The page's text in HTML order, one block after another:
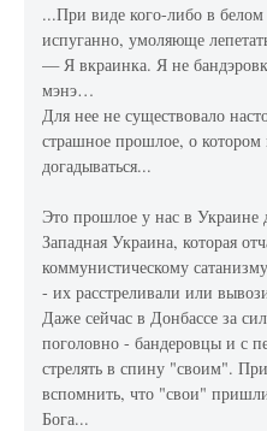
...При виде кого-либо в белом
испуганно, умоляюще
— Я вкраинка. Я не
мэнэ…
Для нее не существовало
страшное прошлое, о
догадываться...
Это прошлое у нас в
Западная Украина, которая
коммунистическому
- их расстреливали или
Даже сейчас в Донбассе за
поголовно - бандеровцы и с
стрелять в спину "своим".
вспомнить, что "свои"
Бога...